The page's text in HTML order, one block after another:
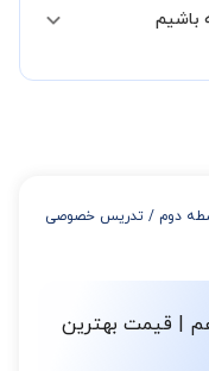
شما با مدرس برگزار
کنند که تقریبا
باشیم
دوم / تدریس خصوصی
| قیمت بهترین